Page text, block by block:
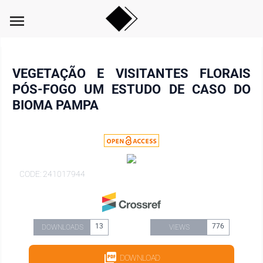
menu
VEGETAÇÃO E VISITANTES FLORAIS
PÓS-FOGO UM ESTUDO DE CASO DO
BIOMA PAMPA
CODE: 241017944
DOWNLOADS 13 VIEWS 776
DOWNLOAD